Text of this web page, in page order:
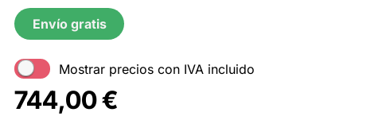
Envío gratis
Mostrar precios con IVA incluido
744,00€